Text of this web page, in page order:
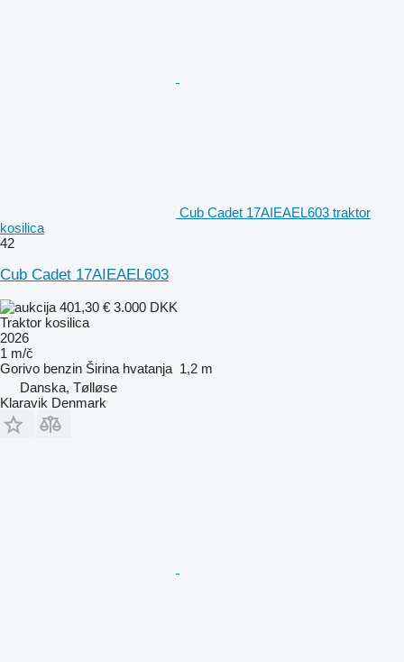
Cub Cadet 17AIEAEL603 traktor
kosilica
42
Cub Cadet 17AIEAEL603
401,30 € 3.000 DKK
Traktor kosilica
2026
1 m/č
Gorivo benzin Širina hvatanja 1,2 m
Danska, Tølløse
Klaravik Denmark